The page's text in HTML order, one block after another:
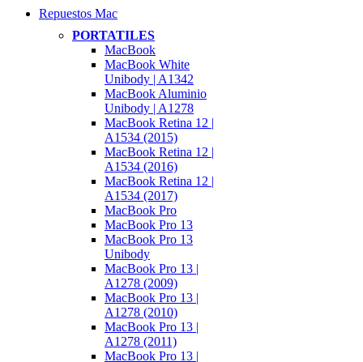
Repuestos Mac
PORTATILES
MacBook
MacBook White
Unibody | A1342
MacBook Aluminio
Unibody | A1278
MacBook Retina 12 |
A1534 (2015)
MacBook Retina 12 |
A1534 (2016)
MacBook Retina 12 |
A1534 (2017)
MacBook Pro
MacBook Pro 13
MacBook Pro 13
Unibody
MacBook Pro 13 |
A1278 (2009)
MacBook Pro 13 |
A1278 (2010)
MacBook Pro 13 |
A1278 (2011)
MacBook Pro 13 |